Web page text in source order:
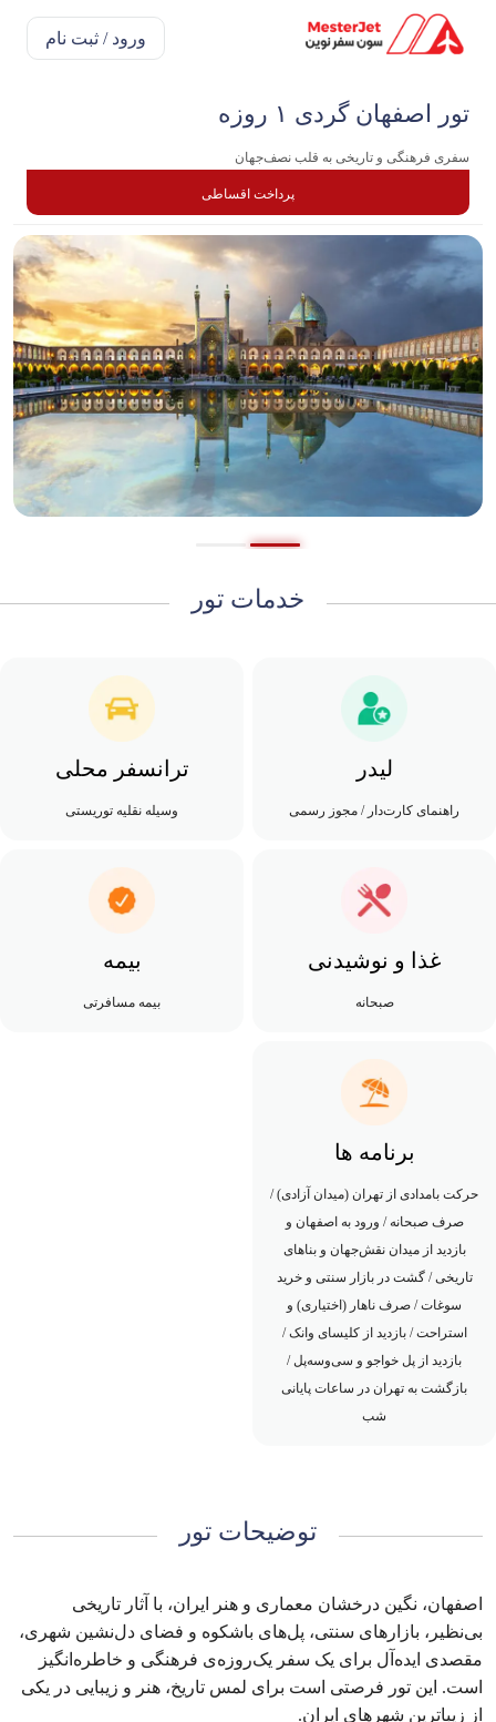
ورود / ثبت نام
تور اصفهان گردی ۱ روزه
سفری فرهنگی و تاریخی به قلب نصف‌جهان
پرداخت اقساطی
خدمات تور
لیدر
راهنمای کارت‌دار / مجوز رسمی
ترانسفر محلی
وسیله نقلیه توریستی
غذا و نوشیدنی
صبحانه
بیمه
بیمه مسافرتی
برنامه ها
حرکت بامدادی از تهران (میدان آزادی) /
صرف صبحانه / ورود به اصفهان و
بازدید از میدان نقش‌جهان و بناهای
تاریخی / گشت در بازار سنتی و خرید
سوغات / صرف ناهار (اختیاری) و
استراحت / بازدید از کلیسای وانک /
بازدید از پل خواجو و سی‌وسه‌پل /
بازگشت به تهران در ساعات پایانی
شب
توضیحات تور
اصفهان، نگین درخشان معماری و هنر ایران، با آثار تاریخی
بی‌نظیر، بازارهای سنتی، پل‌های باشکوه و فضای دل‌نشین شهری،
مقصدی ایده‌آل برای یک سفر یک‌روزه‌ی فرهنگی و خاطره‌انگیز
است. این تور فرصتی است برای لمس تاریخ، هنر و زیبایی در یکی
از زیباترین شهرهای ایران.